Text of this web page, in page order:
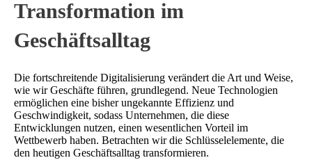
Transformation im
Geschäftsalltag
Die fortschreitende Digitalisierung verändert die Art und Weise,
wie wir Geschäfte führen, grundlegend. Neue Technologien
ermöglichen eine bisher ungekannte Effizienz und
Geschwindigkeit, sodass Unternehmen, die diese
Entwicklungen nutzen, einen wesentlichen Vorteil im
Wettbewerb haben. Betrachten wir die Schlüsselelemente, die
den heutigen Geschäftsalltag transformieren.